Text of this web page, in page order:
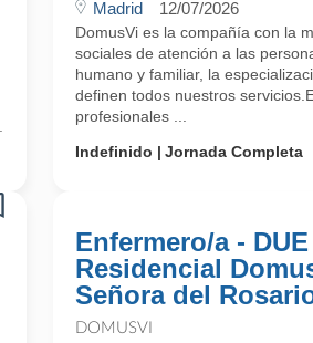
Madrid 12/07/2026
DomusVi es la compañía con la
sociales de atención a las
humano y familiar, la
definen todos nuestros
profesionales ...
Indefinido
Jornada Completa
Enfermero/a -
Residencial
Señora del
DOMUSVI